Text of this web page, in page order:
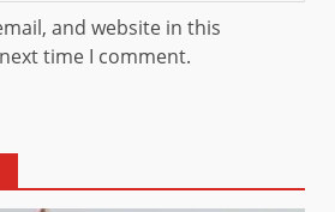
and website in this
time I comment.